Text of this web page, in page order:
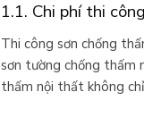
1.1. Chi phí thi
Thi công sơn chống
sơn tường chống
thấm nội thất không